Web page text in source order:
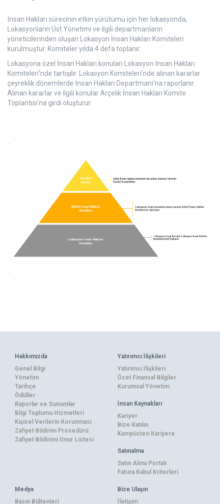
İnsan Hakları sürecinin etkin yürütümü için her lokasyonda,
Lokasyonların Üst Yönetimi ve ilgili departmanların
yöneticilerinden oluşan Lokasyon İnsan Hakları Komiteleri
kurulmuştur. Komiteler yılda 4 defa toplanır.
Lokasyona özel İnsan Hakları konuları Lokasyon İnsan Hakları
Komiteleri’nde tartışılır. Lokasyon Komiteleri’nde alınan kararlar
çeyreklik dönemlerde İnsan Hakları Departmanı’na raporlanır.
Alınan kararlar ve ilgili konular Arçelik İnsan Hakları Komite
Toplantısı’na girdi oluşturur.
Hakkımızda
Genel Bilgi
Yönetim
Tarihçe
Ödüller
Raporlar ve Sunumlar
Bilgi Toplumu Hizmetleri
Kişisel Verilerin Korunması
Zafiyet Bildirim Prosedürü
Zafiyet Bildirimi Onur Listesi
Yatırımcı İlişkileri
Yatırımcı İlişkileri
Özet Finansal Bilgiler
Kurumsal Yönetim
İnsan Kaynakları
Kariyer
Bize Katılın
Kampüsten Kariyere
Satınalma
Satın Alma Portalı
Fatura Kabul Kriterleri
Medya
Basın Bültenleri
Bize Ulaşın
İletişim